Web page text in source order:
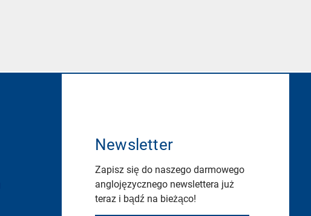
Newsletter
Zapisz się do naszego darmowego
anglojęzycznego newslettera już
teraz i bądź na bieżąco!